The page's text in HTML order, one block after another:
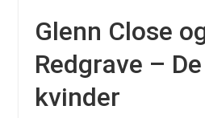
Glenn Close
Redgrave –
kvinder